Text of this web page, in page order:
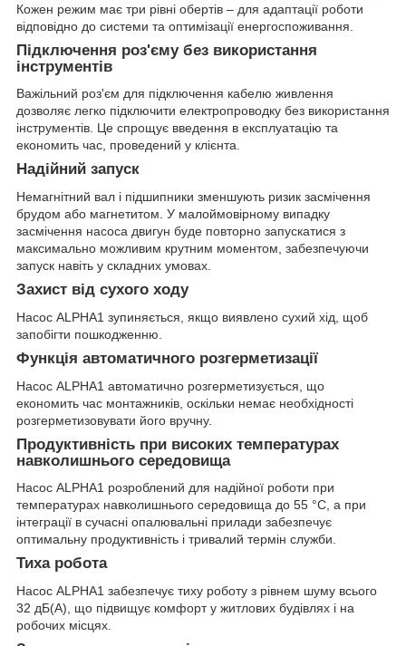
Кожен режим має три рівні обертів – для адаптації роботи
відповідно до системи та оптимізації енергоспоживання.
Підключення роз'єму без використання
інструментів
Важільний роз'єм для підключення кабелю живлення
дозволяє легко підключити електропроводку без використання
інструментів. Це спрощує введення в експлуатацію та
економить час, проведений у клієнта.
Надійний запуск
Немагнітний вал і підшипники зменшують ризик засмічення
брудом або магнетитом. У малоймовірному випадку
засмічення насоса двигун буде повторно запускатися з
максимально можливим крутним моментом, забезпечуючи
запуск навіть у складних умовах.
Захист від сухого ходу
Насос ALPHA1 зупиняється, якщо виявлено сухий хід, щоб
запобігти пошкодженню.
Функція автоматичного розгерметизації
Насос ALPHA1 автоматично розгерметизується, що
економить час монтажників, оскільки немає необхідності
розгерметизовувати його вручну.
Продуктивність при високих температурах
навколишнього середовища
Насос ALPHA1 розроблений для надійної роботи при
температурах навколишнього середовища до 55 °C, а при
інтеграції в сучасні опалювальні прилади забезпечує
оптимальну продуктивність і тривалий термін служби.
Тиха робота
Насос ALPHA1 забезпечує тиху роботу з рівнем шуму всього
32 дБ(А), що підвищує комфорт у житлових будівлях і на
робочих місцях.